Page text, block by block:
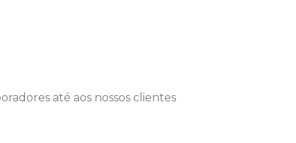
até aos nossos clientes